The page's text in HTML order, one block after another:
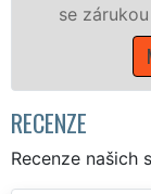
RECENZE
Recenze našich